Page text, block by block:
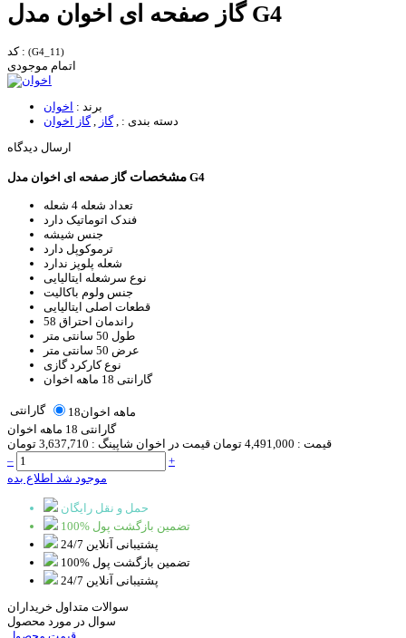
گاز صفحه ای اخوان مدل G4
کد : (G4_11)
اتمام موجودی
برند : اخوان
دسته بندی : ,گاز ,گاز اخوان
ارسال دیدگاه
مشخصات گاز صفحه ای اخوان مدل G4
تعداد شعله 4 شعله
فندک اتوماتیک دارد
جنس شیشه
ترموکوپل دارد
شعله پلوپز ندارد
نوع سرشعله ایتالیایی
جنس ولوم باکالیت
قطعات اصلی ایتالیایی
راندمان احتراق 58
طول 50 سانتی متر
عرض 50 سانتی متر
نوع کارکردگازی
گارانتی 18 ماهه اخوان
گارانتی
18ماهه اخوان
گارانتی 18 ماهه اخوان
قیمت : 4,491,000 تومان قیمت در اخوان شاپینگ : 3,637,710 تومان
–
+
موجود شد اطلاع بده
حمل و نقل رایگان
100% تضمین بازگشت پول
پشتیبانی آنلاین 24/7
100% تضمین بازگشت پول
پشتیبانی آنلاین 24/7
سوالات متداول خریداران
سوال در مورد محصول